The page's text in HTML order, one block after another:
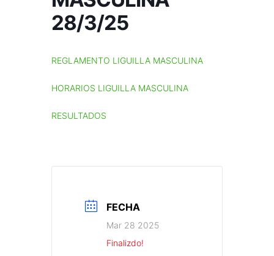
28/3/25
REGLAMENTO LIGUILLA MASCULINA
HORARIOS LIGUILLA MASCULINA
RESULTADOS
FECHA
Mar 28 2025
Finalizdo!